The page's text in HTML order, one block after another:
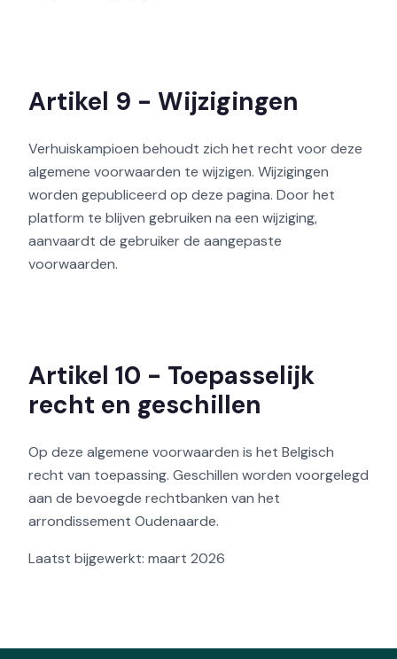
Artikel 9 - Wijzigingen
Verhuiskampioen behoudt zich het recht voor deze
algemene voorwaarden te wijzigen. Wijzigingen
worden gepubliceerd op deze pagina. Door het
platform te blijven gebruiken na een wijziging,
aanvaardt de gebruiker de aangepaste
voorwaarden.
Artikel 10 - Toepasselijk
recht en geschillen
Op deze algemene voorwaarden is het Belgisch
recht van toepassing. Geschillen worden voorgelegd
aan de bevoegde rechtbanken van het
arrondissement Oudenaarde.
Laatst bijgewerkt: maart 2026